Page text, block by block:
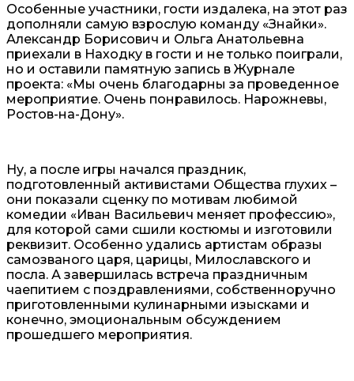
Особенные участники, гости издалека, на этот раз
дополняли самую взрослую команду «Знайки».
Александр Борисович и Ольга Анатольевна
приехали в Находку в гости и не только поиграли,
но и оставили памятную запись в Журнале
проекта: «Мы очень благодарны за проведенное
мероприятие. Очень понравилось. Нарожневы,
Ростов-на-Дону».
Ну, а после игры начался праздник,
подготовленный активистами Общества глухих –
они показали сценку по мотивам любимой
комедии «Иван Васильевич меняет профессию»,
для которой сами сшили костюмы и изготовили
реквизит. Особенно удались артистам образы
самозваного царя, царицы, Милославского и
посла. А завершилась встреча праздничным
чаепитием с поздравлениями, собственноручно
приготовленными кулинарными изысками и
конечно, эмоциональным обсуждением
прошедшего мероприятия.